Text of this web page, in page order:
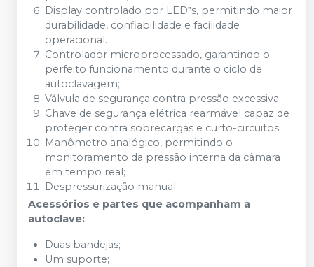
Display controlado por LED‟s, permitindo maior
durabilidade, confiabilidade e facilidade
operacional.
Controlador microprocessado, garantindo o
perfeito funcionamento durante o ciclo de
autoclavagem;
Válvula de segurança contra pressão excessiva;
Chave de segurança elétrica rearmável capaz de
proteger contra sobrecargas e curto-circuitos;
Manômetro analógico, permitindo o
monitoramento da pressão interna da câmara
em tempo real;
Despressurização manual;
Acessórios e partes que acompanham a
autoclave:
Duas bandejas;
Um suporte;